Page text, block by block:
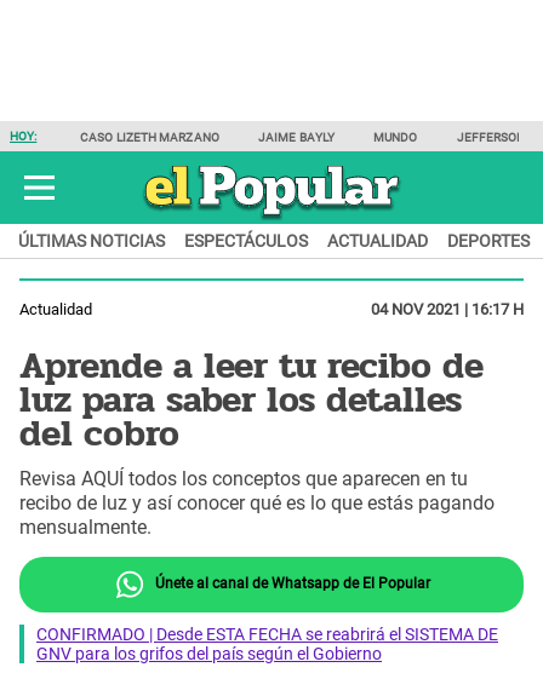
HOY: CASO LIZETH MARZANO JAIME BAYLY MUNDO JEFFERSON
ÚLTIMAS NOTICIAS ESPECTÁCULOS ACTUALIDAD DEPORTES
Actualidad 04 NOV 2021 | 16:17 H
Aprende a leer tu recibo de
luz para saber los detalles
del cobro
Revisa AQUÍ todos los conceptos que aparecen en tu
recibo de luz y así conocer qué es lo que estás pagando
mensualmente.
Únete al canal de Whatsapp de El Popular
CONFIRMADO | Desde ESTA FECHA se reabrirá el SISTEMA DE
GNV para los grifos del país según el Gobierno